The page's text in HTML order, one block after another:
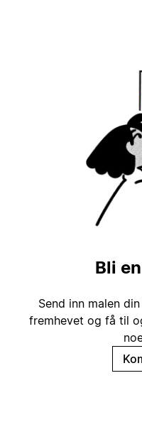
Bli
Send inn malen
fremhevet og få til